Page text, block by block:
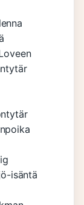
isäntä